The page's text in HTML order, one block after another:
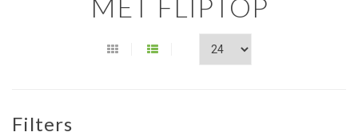
MET FLIPTOP
Filters